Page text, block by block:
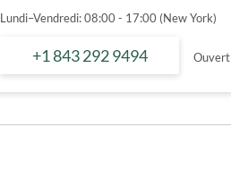
Lundi–Vendredi: 08:00 - 17:00 (New York)
+1 843 292 9494 Ouvert